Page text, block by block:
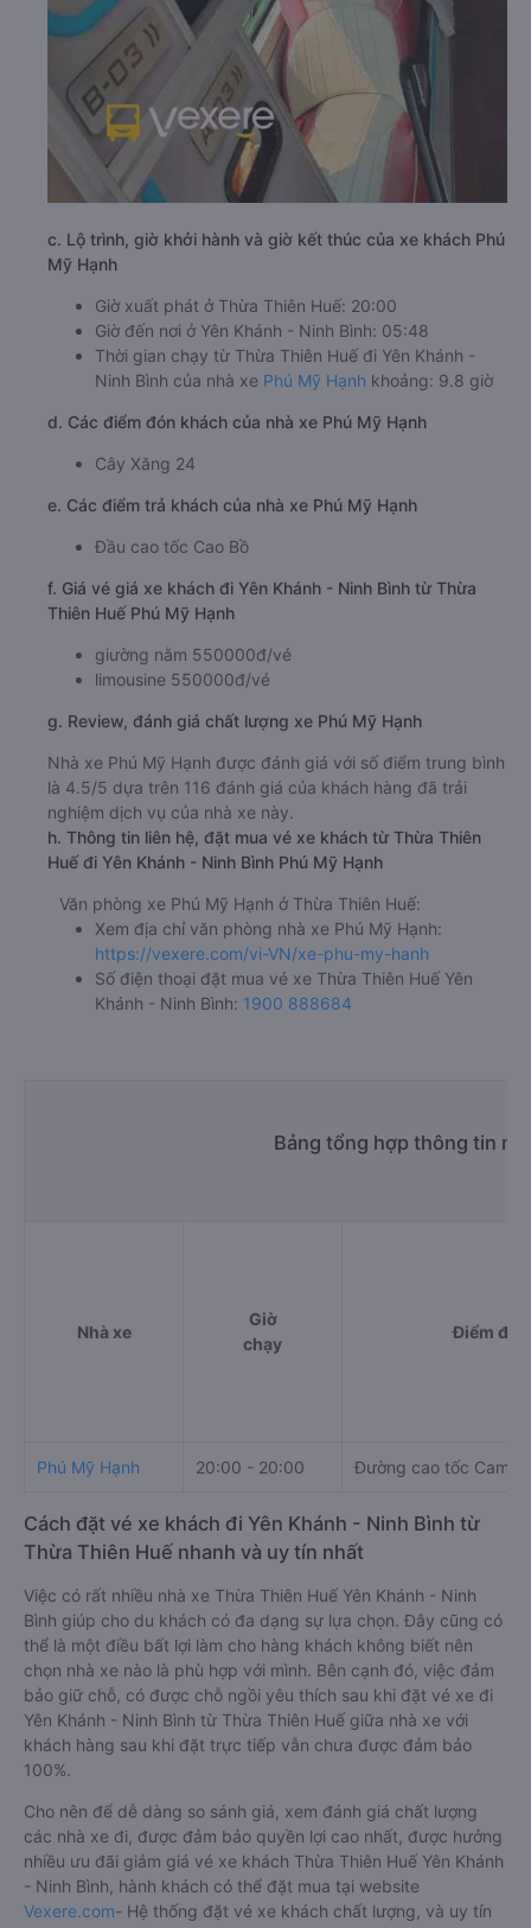
c. Lộ trình, giờ khởi hành và giờ kết thúc của xe khách Phú
Mỹ Hạnh
Giờ xuất phát ở Thừa Thiên Huế: 20:00
Giờ đến nơi ở Yên Khánh - Ninh Bình: 05:48
Thời gian chạy từ Thừa Thiên Huế đi Yên Khánh -
Ninh Bình của nhà xe Phú Mỹ Hạnh khoảng: 9.8 giờ
d. Các điểm đón khách của nhà xe Phú Mỹ Hạnh
Cây Xăng 24
e. Các điểm trả khách của nhà xe Phú Mỹ Hạnh
Đầu cao tốc Cao Bồ
f. Giá vé giá xe khách đi Yên Khánh - Ninh Bình từ Thừa
Thiên Huế Phú Mỹ Hạnh
giường nằm 550000đ/vé
limousine 550000đ/vé
g. Review, đánh giá chất lượng xe Phú Mỹ Hạnh
Nhà xe Phú Mỹ Hạnh được đánh giá với số điểm trung bình
là 4.5/5 dựa trên 116 đánh giá của khách hàng đã trải
nghiệm dịch vụ của nhà xe này.
h. Thông tin liên hệ, đặt mua vé xe khách từ Thừa Thiên
Huế đi Yên Khánh - Ninh Bình Phú Mỹ Hạnh
Văn phòng xe Phú Mỹ Hạnh ở Thừa Thiên Huế:
Xem địa chỉ văn phòng nhà xe Phú Mỹ Hạnh:
https://vexere.com/vi-VN/xe-phu-my-hanh
Số điện thoại đặt mua vé xe Thừa Thiên Huế Yên
Khánh - Ninh Bình: 1900 888684
Bảng tổng hợp thông tin
Nhà xe
Giờ
chạy
Điểm đi
Phú Mỹ Hạnh 20:00 - 20:00 Đường cao tốc Cam
Cách đặt vé xe khách đi Yên Khánh - Ninh Bình từ
Thừa Thiên Huế nhanh và uy tín nhất
Việc có rất nhiều nhà xe Thừa Thiên Huế Yên Khánh - Ninh
Bình giúp cho du khách có đa dạng sự lựa chọn. Đây cũng có
thể là một điều bất lợi làm cho hàng khách không biết nên
chọn nhà xe nào là phù hợp với mình. Bên cạnh đó, việc đảm
bảo giữ chỗ, có được chỗ ngồi yêu thích sau khi đặt vé xe đi
Yên Khánh - Ninh Bình từ Thừa Thiên Huế giữa nhà xe với
khách hàng sau khi đặt trực tiếp vẫn chưa được đảm bảo
100%.
Cho nên để dễ dàng so sánh giá, xem đánh giá chất lượng
các nhà xe đi, được đảm bảo quyền lợi cao nhất, được hưởng
nhiều ưu đãi giảm giá vé xe khách Thừa Thiên Huế Yên Khánh
- Ninh Bình, hành khách có thể đặt mua tại website
Vexere.com- Hệ thống đặt vé xe khách chất lượng, và uy tín